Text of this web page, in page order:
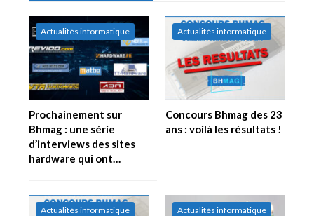
Actualités informatique
Prochainement sur
Bhmag : une série
d’interviews des sites
hardware qui ont…
Actualités informatique
Concours Bhmag des 23
ans : voilà les résultats !
Actualités informatique Actualités informatique